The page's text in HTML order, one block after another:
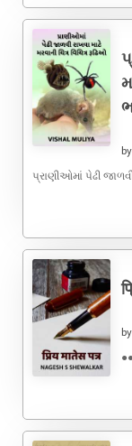
પ્રાણીઓમાં પેઢી